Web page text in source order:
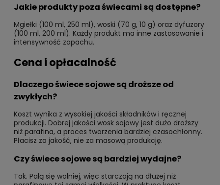
Jakie produkty poza świecami są dostępne?
Mgiełki (100 ml, 250 ml), woski (70 g, 10 g) oraz dyfuzory
(100 ml, 200 ml). Każdy produkt ma inne zastosowanie i
intensywność zapachu.
Cena i opłacalność
Dlaczego świece sojowe są droższe od
zwykłych?
Koszt wynika z wysokiej jakości składników i ręcznej
produkcji. Dobrej jakości wosk sojowy jest dużo droższy
niż parafina, a proces tworzenia bardziej czasochłonny.
Płacisz za jakość, nie za masową produkcję.
Czy świece sojowe są bardziej wydajne?
Tak. Palą się wolniej, więc starczają na dłużej niż